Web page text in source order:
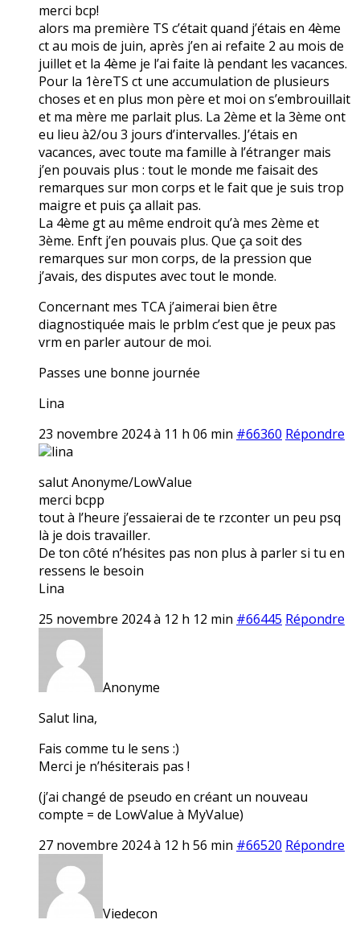
merci bcp!
alors ma première TS c’était quand j’étais en 4ème
ct au mois de juin, après j’en ai refaite 2 au mois de
juillet et la 4ème je l’ai faite là pendant les vacances.
Pour la 1èreTS ct une accumulation de plusieurs
choses et en plus mon père et moi on s’embrouillait
et ma mère me parlait plus. La 2ème et la 3ème ont
eu lieu à2/ou 3 jours d’intervalles. J’étais en
vacances, avec toute ma famille à l’étranger mais
j’en pouvais plus : tout le monde me faisait des
remarques sur mon corps et le fait que je suis trop
maigre et puis ça allait pas.
La 4ème gt au même endroit qu’à mes 2ème et
3ème. Enft j’en pouvais plus. Que ça soit des
remarques sur mon corps, de la pression que
j’avais, des disputes avec tout le monde.
Concernant mes TCA j’aimerai bien être
diagnostiquée mais le prblm c’est que je peux pas
vrm en parler autour de moi.
Passes une bonne journée
Lina
23 novembre 2024 à 11 h 06 min #66360 Répondre
lina
salut Anonyme/LowValue
merci bcpp
tout à l’heure j’essaierai de te rzconter un peu psq
là je dois travailler.
De ton côté n’hésites pas non plus à parler si tu en
ressens le besoin
Lina
25 novembre 2024 à 12 h 12 min #66445 Répondre
Anonyme
Salut lina,
Fais comme tu le sens :)
Merci je n’hésiterais pas !
(j’ai changé de pseudo en créant un nouveau
compte = de LowValue à MyValue)
27 novembre 2024 à 12 h 56 min #66520 Répondre
Viedecon